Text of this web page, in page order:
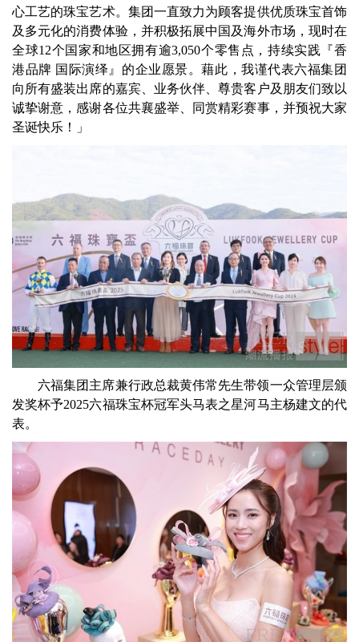
心工艺的珠宝艺术。集团一直致力为顾客提供优质珠宝首饰
及多元化的消费体验，并积极拓展中国及海外市场，现时在
全球12个国家和地区拥有逾3,050个零售点，持续实践『香
港品牌 国际演绎』的企业愿景。藉此，我谨代表六福集团
向所有盛装出席的嘉宾、业务伙伴、尊贵客户及朋友们致以
诚挚谢意，感谢各位共襄盛举、同赏精彩赛事，并预祝大家
圣诞快乐！」
六福集团主席兼行政总裁黄伟常先生带领一众管理层颁
发奖杯予2025六福珠宝杯冠军头马表之星河马主杨建文的代
表。